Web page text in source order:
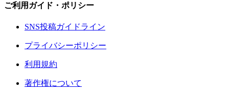
ご利用ガイド・ポリシー
SNS投稿ガイドライン
プライバシーポリシー
利用規約
著作権について